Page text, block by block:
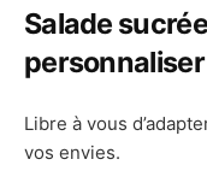
Salade
Libre à vous
vos envies.